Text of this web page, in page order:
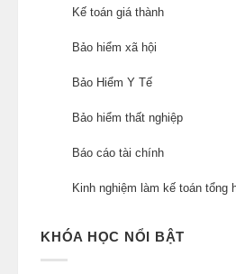
Kế toán giá thành
Bảo hiểm xã hội
Bảo Hiểm Y Tế
Bảo hiểm thất nghiệp
Báo cáo tài chính
Kinh nghiệm làm kế toán tổng
KHÓA HỌC NỔI BẬT